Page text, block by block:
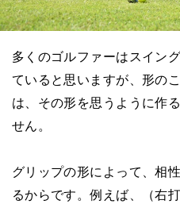
多くのゴルファーはスイン
ていると思いますが、形の
は、その形を思うように作
せん。
グリップの形によって、相
るからです。例えば、（右